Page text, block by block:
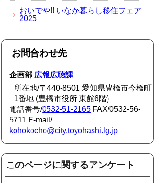
おいでや!! いなか暮らし移住フェア
2025
お問合わせ先
企画部 広報広聴課
所在地/〒440-8501 愛知県豊橋市今橋町
1番地 (豊橋市役所 東館6階)
電話番号/0532-51-2165 FAX/0532-56-
5711 E-mail/
kohokocho@city.toyohashi.lg.jp
このページに関するアンケート